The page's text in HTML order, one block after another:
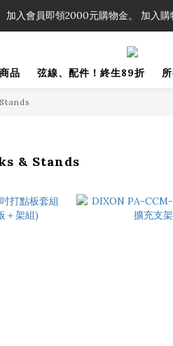
筆購買弦線、配件滿$999（不含運費
加入會員即領2000元購物金。 加入購
筆購買弦線、配件滿$999（不含運費
品 弦線、配件！終生89折
& Stands